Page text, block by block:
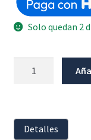
Solo quedan 2
R1200Gs-
Detalles